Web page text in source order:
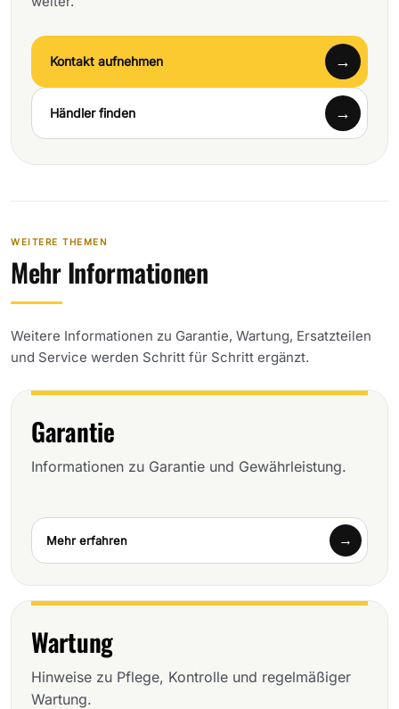
Kontakt aufnehmen
Händler finden
WEITERE THEMEN
Mehr Informationen
Weitere Informationen zu Garantie, Wartung, Ersatzteilen
und Service werden Schritt für Schritt ergänzt.
Garantie
Informationen zu Garantie und Gewährleistung.
Mehr erfahren
Wartung
Hinweise zu Pflege, Kontrolle und regelmäßiger
Wartung.